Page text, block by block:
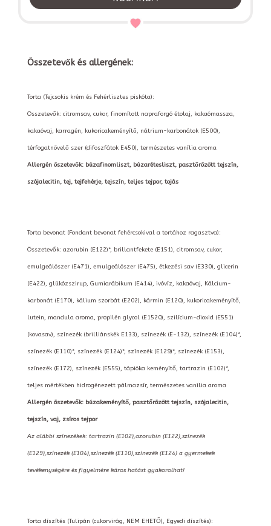
Összetevők és allergének:
Torta (Tejcsokis krém és Fehérlisztes piskóta):
Összetevők: citromsav, cukor, finomított napraforgó étolaj, kakaómassza,
kakaóvaj, karragén, kukoricakeményítő, nátrium-karbonátok (E500),
térfogatnövelő szer (difoszfátok E450), természetes vanília aroma
Allergén öszetevők: búzafinomliszt, búzarétesliszt, pasztőrözött tejszín,
szójalecitin, tej, tejfehérje, tejszín, teljes tejpor, tojás
Torta bevonat (Fondant bevonat fehércsokival a tortához ragasztva):
Összetevők: azorubin (E122)*, brillantfekete (E151), citromsav, cukor,
emulgeálószer (E471), emulgeálószer (E475), étkezési sav (E330), glicerin
(E422), glükózszirup, Gumiarábikum (E414), ivóvíz, kakaóvaj, Kálcium-
karbonát (E170), kálium szorbát (E202), kármin (E120), kukoricakeményítő,
lutein, mandula aroma, propilén glycol (E1520), szilícium-dioxid (E551)
(kovasav), színezék (brilliánskék E133), színezék (E-132), színezék (E104)*,
színezék (E110)*, színezék (E124)*, színezék (E129)*, színezék (E153),
színezék (E172), színezék (E555), tápióka keményítő, tartrazin (E102)*,
teljes mértékben hidrogénezett pálmazsír, természetes vanília aroma
Allergén öszetevők: búzakeményítő, pasztőrözött tejszín, szójalecitin,
tejszín, vaj, zsíros tejpor
Az alábbi színezékek: tartrazin (E102),azorubin (E122),színezék
(E129),színezék (E104),színezék (E110),színezék (E124) a gyermekek
tevékenységére és figyelmére káros hatást gyakorolhat!
Torta díszítés (Tulipán (cukorvirág, NEM EHETŐ), Egyedi díszítés):